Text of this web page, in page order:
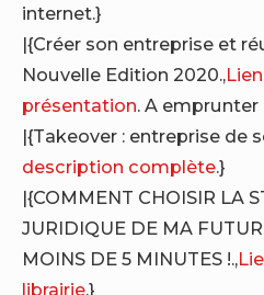
internet.}
|{Créer son entreprise et
Nouvelle Edition 2020.,
présentation. A
|{Takeover : entreprise de
description complète.}
|{COMMENT CHOISIR LA
JURIDIQUE DE MA
MOINS DE 5 MINUTES !.,
librairie.}